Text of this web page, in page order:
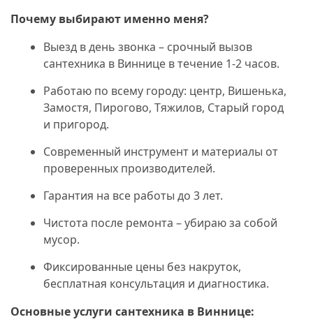
Почему выбирают именно меня?
Выезд в день звонка – срочный вызов
сантехника в Виннице в течение 1-2 часов.
Работаю по всему городу: центр, Вишенька,
Замостя, Пирогово, Тяжилов, Старый город
и пригород.
Современный инструмент и материалы от
проверенных производителей.
Гарантия на все работы до 3 лет.
Чистота после ремонта – убираю за собой
мусор.
Фиксированные цены без накруток,
бесплатная консультация и диагностика.
Основные услуги сантехника в Виннице: